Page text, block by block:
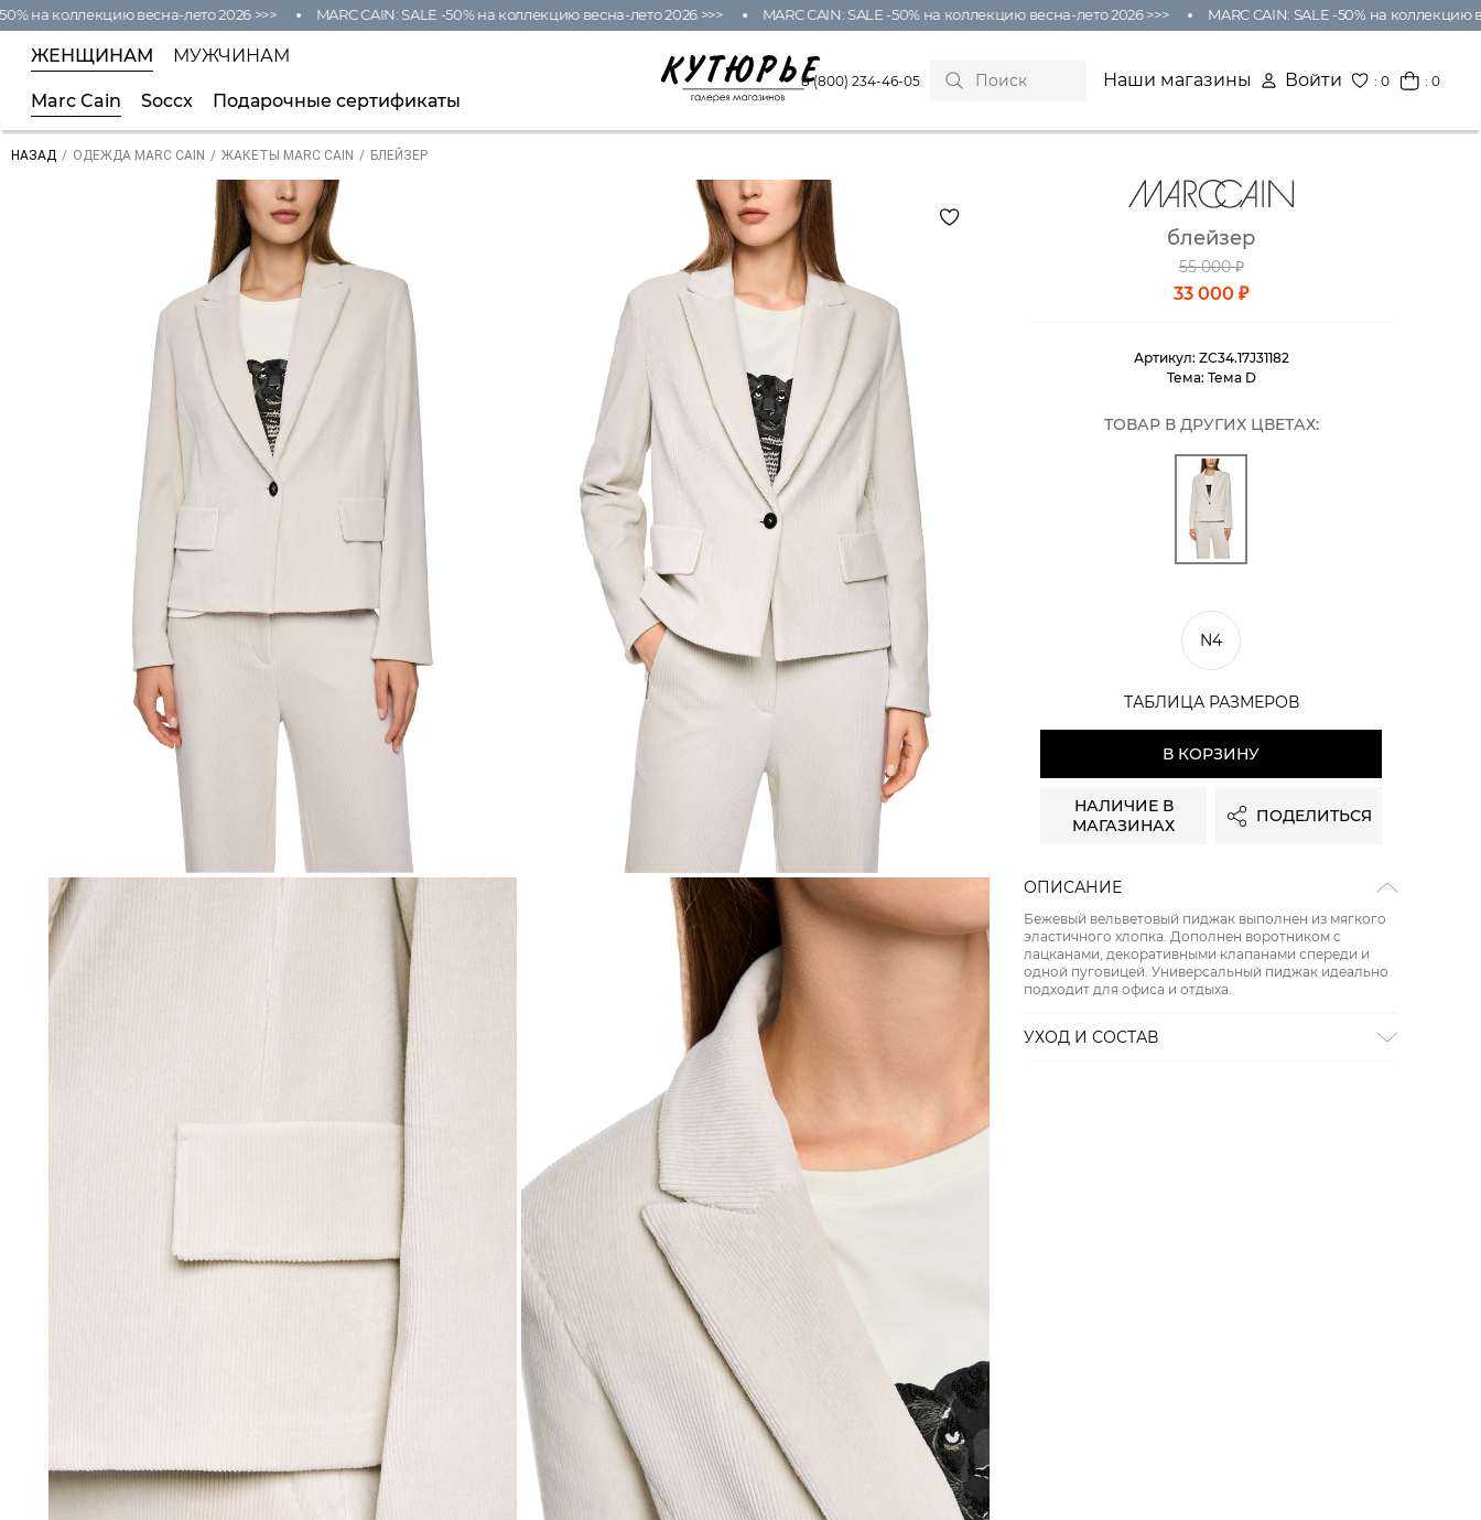
на коллекцию весна-лето 2026 >>> MARC CAIN: SALE -50% на коллекцию весна-лето 2026 >>> MARC CAIN: SALE -50% на коллекцию весна-лето 2026 >>> MARC CAIN: SALE -50% на коллекцию
ЖЕНЩИНАМ МУЖЧИНАМ
Marc Cain Soccx Подарочные сертификаты
8 (800) 234-46-05 Наши магазины Войти :0 : 0
НАЗАД / ОДЕЖДА MARC CAIN / ЖАКЕТЫ MARC CAIN / БЛЕЙЗЕР
блейзер
55 000 ₽
33 000 ₽
Артикул: ZC34.17J31182
Тема: Тема D
ТОВАР В ДРУГИХ ЦВЕТАХ:
N4
ТАБЛИЦА РАЗМЕРОВ
В КОРЗИНУ
НАЛИЧИЕ В
МАГАЗИНАХ
ПОДЕЛИТЬСЯ
ОПИСАНИЕ
Бежевый вельветовый пиджак выполнен из мягкого
эластичного хлопка. Дополнен воротником с
лацканами, декоративными клапанами спереди и
одной пуговицей. Универсальный пиджак идеально
подходит для офиса и отдыха.
УХОД И СОСТАВ